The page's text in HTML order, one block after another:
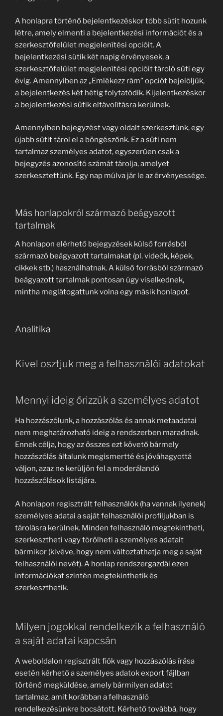
A honlapra történő bejelentkezéskor több sütit hozunk
létre, amely elmenti a bejelentkezési információt és a
szerkesztőfelület megjelenítési opcióit. A
bejelentkezési sütik két napig érvényesek, a
szerkesztőfelület megjelenítési opcióit tároló süti egy
évig. Amennyiben az „Emlékezz rám” opciót bejelöljük,
a bejelentkezés két hétig folytatódik. Kijelentkezéskor
a bejelentkezési sütik eltávolításra kerülnek.
Amennyiben bejegyzést vagy oldalt szerkesztünk, egy
újabb sütit tárol el a böngészőnk. Ez a süti nem
tartalmaz személyes adatot, egyszerűen csak a
bejegyzés azonosító számát tárolja, amelyet
szerkesztettünk. Egy nap múlva jár le az érvényessége.
Más honlapokról származó beágyazott
tartalmak
A honlapon elérhető bejegyzések külső forrásból
származó beágyazott tartalmakat (pl. videók, képek,
cikkek stb.) használhatnak. A külső forrásból származó
beágyazott tartalmak pontosan úgy viselkednek,
mintha meglátogattunk volna egy másik honlapot.
Analitika
Kivel osztjuk meg a felhasználói adatokat
Mennyi ideig őrizzük a személyes adatot
Ha hozzászólunk, a hozzászólás és annak metaadatai
nem meghatározható ideig a rendszerben maradnak.
Ennek célja, hogy az összes ezt követő bármely
hozzászólás általunk megismertté és jóváhagyottá
váljon, azaz ne kerüljön fel a moderálandó
hozzászólások listájára.
A honlapon regisztrált felhasználók (ha vannak ilyenek)
személyes adatai a saját felhasználói profiljukban is
tárolásra kerülnek. Minden felhasználó megtekintheti,
szerkesztheti vagy törölheti a személyes adatait
bármikor (kivéve, hogy nem változtathatja meg a saját
felhasználói nevét). A honlap rendszergazdái ezen
információkat szintén megtekinthetik és
szerkeszthetik.
Milyen jogokkal rendelkezik a felhasználó
a saját adatai kapcsán
A weboldalon regisztrált fiók vagy hozzászólás írása
esetén kérhető a személyes adatok export fájlban
történő megküldése, amely bármilyen adatot
tartalmaz, amit korábban a felhasználó
rendelkezésünkre bocsátott. Kérhető továbbá, hogy